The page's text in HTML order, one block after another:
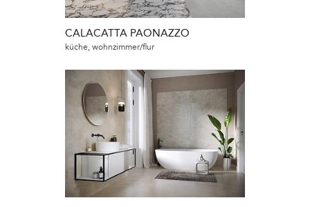
CALACATTA PAONAZZO
küche, wohnzimmer/flur